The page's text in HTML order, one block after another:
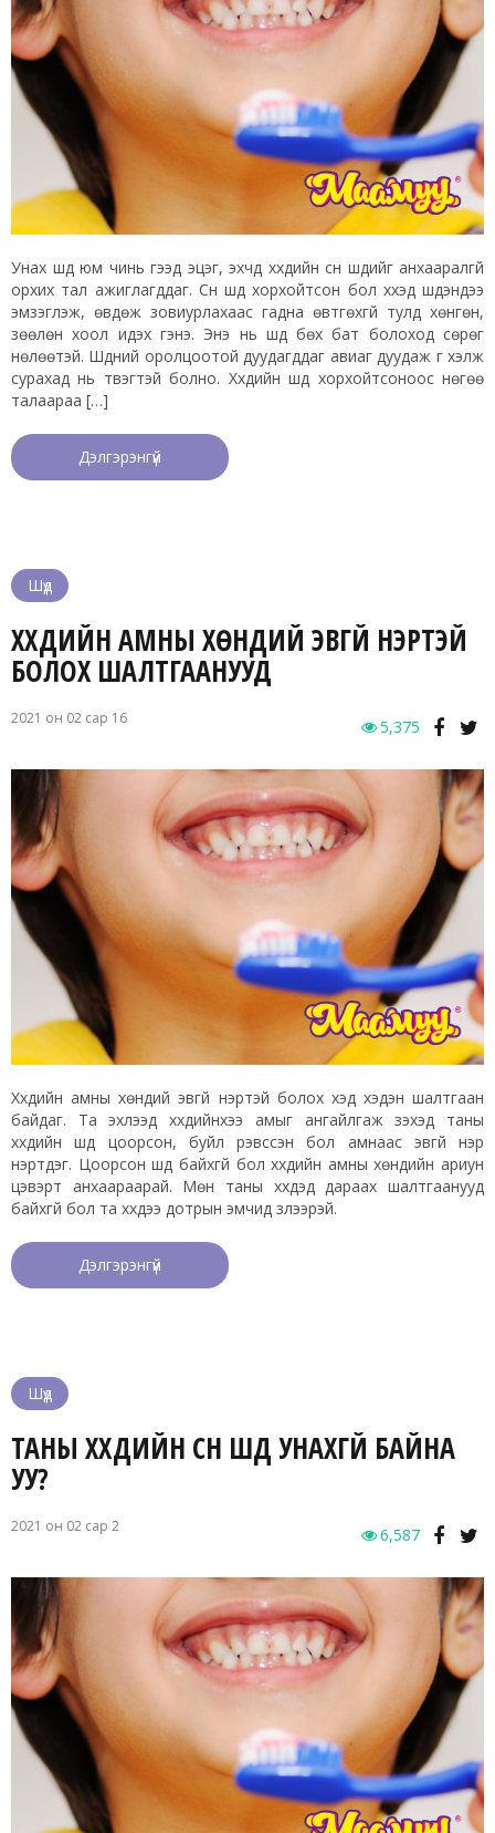
Унах шүд юм чинь гээд эцэг, эхчүүд хүүхдийн сүүн шүдийг анхааралгүй
орхих тал ажиглагддаг. Сүүн шүд хорхойтсон бол хүүхэд шүдэндээ
эмзэглэж, өвдөж зовиурлахаас гадна өвтгөхгүй тулд хөнгөн,
зөөлөн хоол идэх гэнэ. Энэ нь шүд бөх бат болоход сөрөг
нөлөөтэй. Шүдний оролцоотой дуудагддаг авиаг дуудаж үг хэлж
сурахад нь түвэгтэй болно. Хүүхдийн шүд хорхойтсоноос нөгөө
талаараа […]
Дэлгэрэнгүй
Шүд
ХҮҮХДИЙН АМНЫ ХӨНДИЙ ЭВГҮЙ ҮНЭРТЭЙ
БОЛОХ ШАЛТГААНУУД
2021 он 02 сар 16 5,375
Хүүхдийн амны хөндий эвгүй үнэртэй болох хэд хэдэн шалтгаан
байдаг. Та эхлээд хүүхдийнхээ амыг ангайлгаж үзэхэд таны
хүүхдийн шүд цоорсон, буйл үрэвссэн бол амнаас эвгүй үнэр
үнэртдэг. Цоорсон шүд байхгүй бол хүүхдийн амны хөндийн ариун
цэвэрт анхаараарай. Мөн таны хүүхдэд дараах шалтгаанууд
байхгүй бол та хүүхдээ дотрын эмчид үзүүлээрэй.
Дэлгэрэнгүй
Шүд
ТАНЫ ХҮҮХДИЙН СҮҮН ШҮД УНАХГҮЙ БАЙНА
УУ?
2021 он 02 сар 2 6,587